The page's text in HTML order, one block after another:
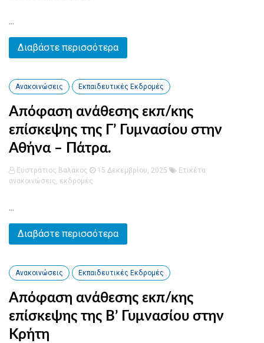
...
Διαβάστε περισσότερα
Ανακοινώσεις Εκπαιδευτικές Εκδρομές
Απόφαση ανάθεσης εκπ/κης
επίσκεψης της Γ’ Γυμνασίου στην
Αθήνα – Πάτρα.
Ευστράτιος Βαλάκος 15 Δεκεμβρίου, 2025
Ετικέτα:
ανακοινώσεις, εκδρομές
...
Διαβάστε περισσότερα
Ανακοινώσεις Εκπαιδευτικές Εκδρομές
Απόφαση ανάθεσης εκπ/κης
επίσκεψης της Β’ Γυμνασίου στην
Κρήτη